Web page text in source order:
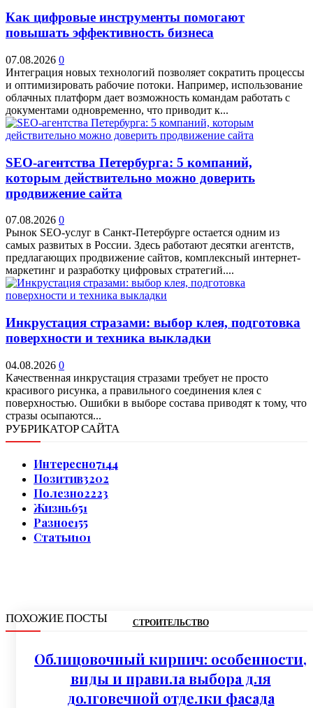
Как цифровые инструменты помогают
повышать эффективность бизнеса
07.08.2026 0
Интеграция новых технологий позволяет сократить процессы
и оптимизировать рабочие потоки. Например, использование
облачных платформ дает возможность командам работать с
документами одновременно, что приводит к...
SEO-агентства Петербурга: 5 компаний,
которым действительно можно доверить
продвижение сайта
07.08.2026 0
Рынок SEO-услуг в Санкт-Петербурге остается одним из
самых развитых в России. Здесь работают десятки агентств,
предлагающих продвижение сайтов, комплексный интернет-
маркетинг и разработку цифровых стратегий....
Инкрустация стразами: выбор клея, подготовка
поверхности и техника выкладки
04.08.2026 0
Качественная инкрустация стразами требует не просто
красивого рисунка, а правильного соединения клея с
поверхностью. Ошибки в выборе состава приводят к тому, что
стразы осыпаются...
РУБРИКАТОР САЙТА
Интересно7144
Позитив3202
Полезно2223
Жизнь651
Разное155
Статьи101
ПОХОЖИЕ ПОСТЫ СТРОИТЕЛЬСТВО
Облицовочный кирпич: особенности,
виды и правила выбора для
долговечной отделки фасада